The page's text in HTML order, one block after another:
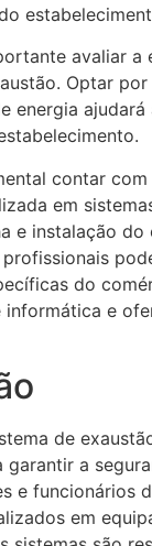
avaliar a
Optar
energia
contar
em
e instalação do
do
informática e
de
garantir a
e funcionários
em